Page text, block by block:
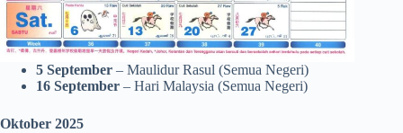
5 September – Maulidur Rasul (Semua Negeri)
16 September – Hari Malaysia (Semua Negeri)
Oktober 2025